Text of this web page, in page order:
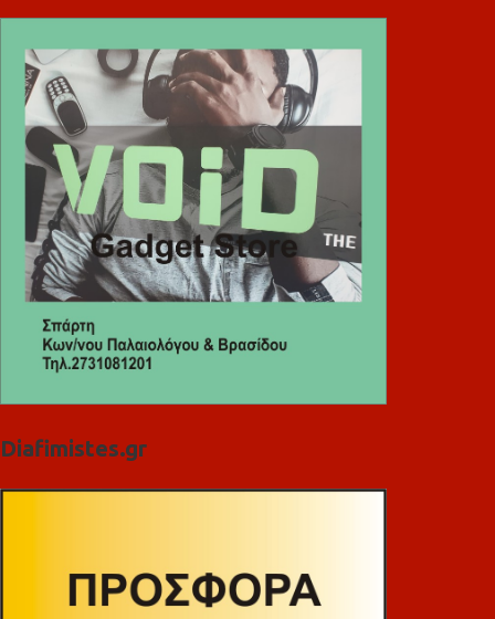
Diafimistes.gr